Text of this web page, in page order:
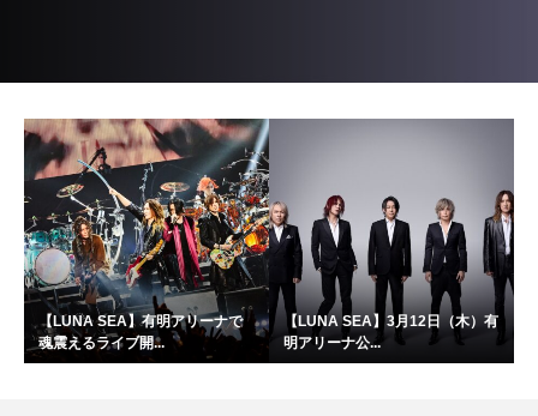
【LUNA SEA】有明アリーナで
魂震えるライブ開...
【LUNA SEA】3月12日（木）有
明アリーナ公...